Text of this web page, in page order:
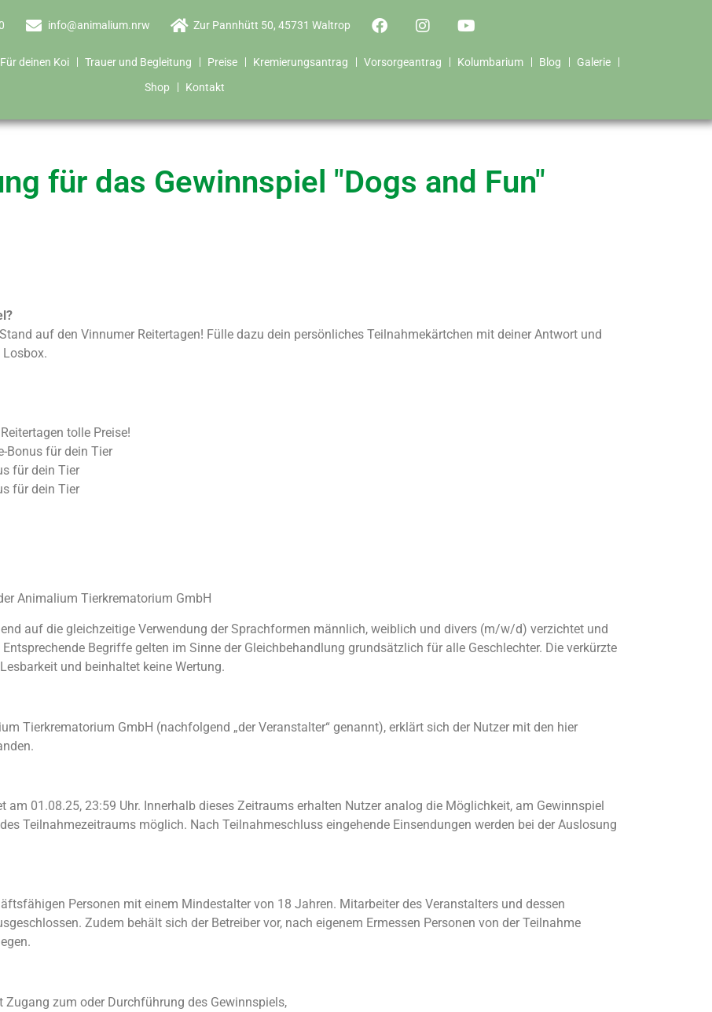
info@animalium.nrw Zur Pannhütt 50, 45731 Waltrop
Für deinen Koi Trauer und Begleitung Preise Kremierungsantrag Vorsorgeantrag Kolumbarium Blog
Galerie
Shop
Kontakt
für das Gewinnspiel "Dogs and Fun"
auf den Vinnumer Reitertagen! Fülle dazu dein persönliches Teilnahmekärtchen mit deiner Antwort und
tolle Preise!
Bonus für dein Tier
für dein Tier
für dein Tier
Animalium Tierkrematorium GmbH
auf die gleichzeitige Verwendung der Sprachformen männlich, weiblich und divers (m/w/d) verzichtet und
Begriffe gelten im Sinne der Gleichbehandlung grundsätzlich für alle Geschlechter. Die verkürzte
und beinhaltet keine Wertung.
Tierkrematorium GmbH (nachfolgend „der Veranstalter“ genannt), erklärt sich der Nutzer mit den hier
am 01.08.25, 23:59 Uhr. Innerhalb dieses Zeitraums erhalten Nutzer analog die Möglichkeit, am Gewinnspiel
Teilnahmezeitraums möglich. Nach Teilnahmeschluss eingehende Einsendungen werden bei der Auslosung
Personen mit einem Mindestalter von 18 Jahren. Mitarbeiter des Veranstalters und dessen
Zudem behält sich der Betreiber vor, nach eigenem Ermessen Personen von der Teilnahme
zum oder Durchführung des Gewinnspiels,